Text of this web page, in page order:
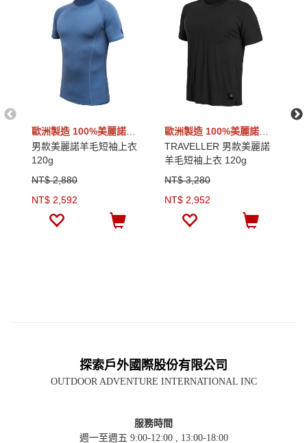
男款美麗諾羊毛短袖上衣
120g
NT$ 2,880
NT$ 2,592
TRAVELLER 男款美麗諾
羊毛短袖上衣 120g
NT$ 3,280
NT$ 2,952
探索戶外國際股份有限公司
OUTDOOR ADVENTURE INTERNATIONAL INC
服務時間
週一至週五 9:00-12:00 , 13:00-18:00